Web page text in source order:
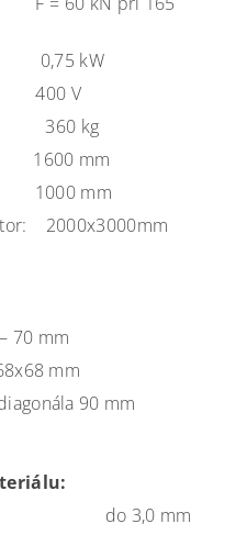
0,75 kW
0 V
360 kg
1600 mm
1000 mm
2000x3000mm
mm
mm
90 mm
do 3,0 mm